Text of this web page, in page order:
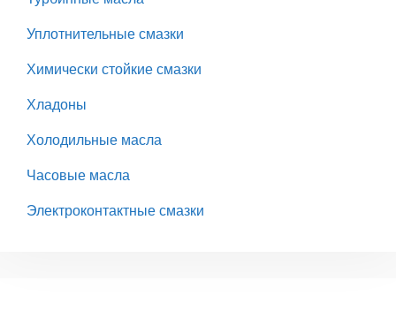
Уплотнительные смазки
Химически стойкие смазки
Хладоны
Холодильные масла
Часовые масла
Электроконтактные смазки